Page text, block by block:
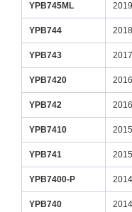
YPB745ML
YPB744
YPB743
YPB7420
YPB742
YPB7410
YPB741
YPB7400-P
YPB740